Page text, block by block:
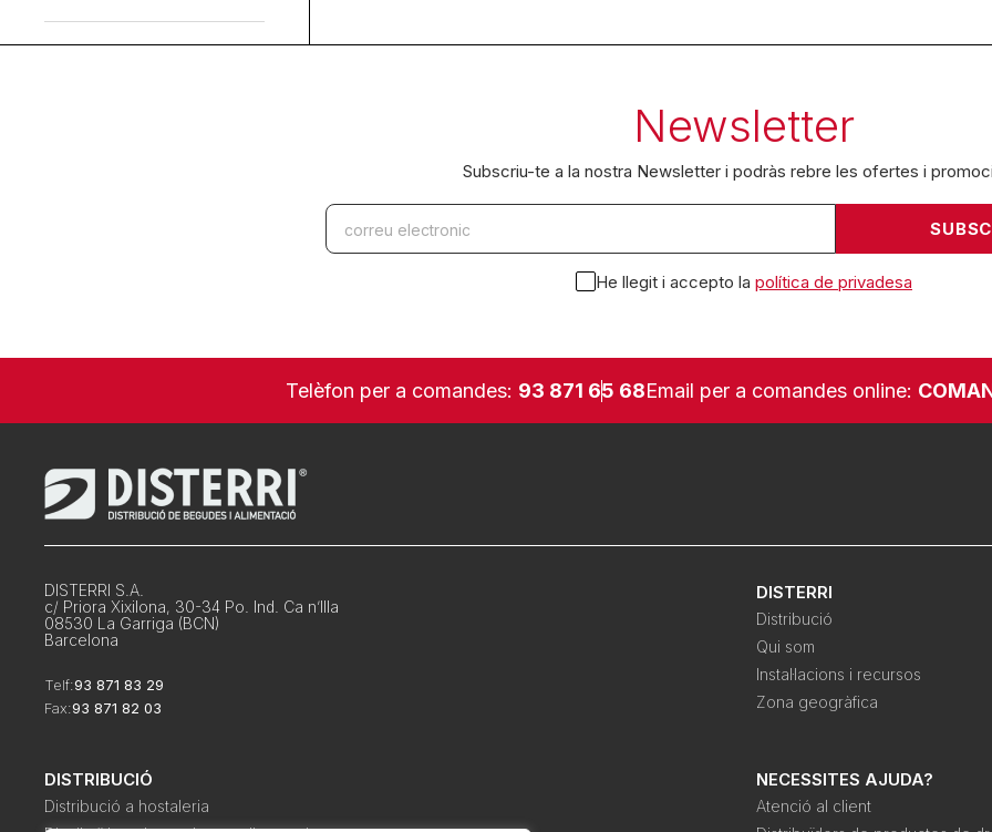
Newsletter
Subscriu-te a la nostra Newsletter i podràs rebre les ofertes i
He llegit i accepto la política de privadesa
Telèfon per a comandes: 93 871 65 68Email per a comandes online:
DISTERRI S.A.
c/ Priora Xixilona, 30-34 Po. Ind. Ca n’Illa
08530 La Garriga (BCN)
Barcelona
Telf:93 871 83 29
Fax:93 871 82 03
DISTERRI
Distribució
Qui som
Instal·lacions i recursos
Zona geogràfica
DISTRIBUCIÓ
Distribució a hostaleria
NECESSITES AJUDA?
Atenció al client